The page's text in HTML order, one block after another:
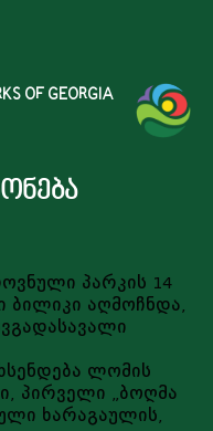
OF GEORGIA
პარკის 14
აღმოჩნდა,
ლომის
პირველი „ბოღმა
ხარაგაულის,